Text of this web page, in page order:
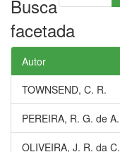
Busca
facetada
Autor
TOWNSEND, C. R.
PEREIRA, R. G. de A.
OLIVEIRA, J. R. da C.